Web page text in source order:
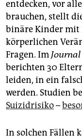
entdecken, vor
brauchen, stellt
binäre Kinder
körperlichen
Fragen. Im Journal
berichten 30
leiden, in ein
werden. Studien
Suizidrisiko–
In solchen Fällen